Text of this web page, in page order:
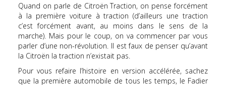
Quand on parle de Citroën Traction, on pense forcément
à la première voiture à traction (d’ailleurs une traction
c’est forcément avant, au moins dans le sens de la
marche). Mais pour le coup, on va commencer par vous
parler d’une non-révolution. Il est faux de penser qu’avant
la Citroën la traction n’existait pas.
Pour vous refaire l’histoire en version accélérée, sachez
que la première automobile de tous les temps, le Fadier